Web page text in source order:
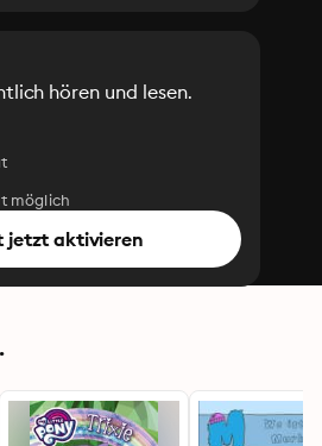
hören und lesen.
möglich
jetzt aktivieren